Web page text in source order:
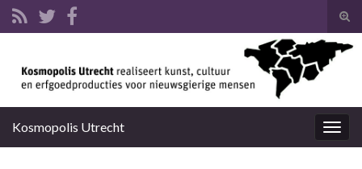
Kosmopolis Utrecht